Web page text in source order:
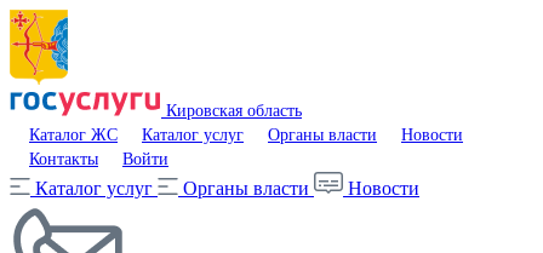
Кировская область
Каталог ЖС
Каталог услуг Органы власти
Новости
Контакты
Войти
Каталог услуг Органы власти Новости